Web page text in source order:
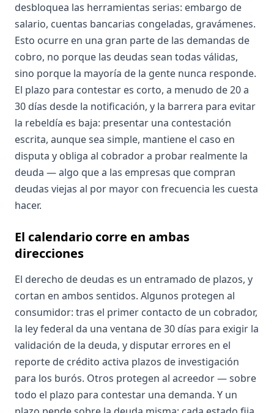
desbloquea las herramientas serias: embargo de
salario, cuentas bancarias congeladas, gravámenes.
Esto ocurre en una gran parte de las demandas de
cobro, no porque las deudas sean todas válidas,
sino porque la mayoría de la gente nunca responde.
El plazo para contestar es corto, a menudo de 20 a
30 días desde la notificación, y la barrera para evitar
la rebeldía es baja: presentar una contestación
escrita, aunque sea simple, mantiene el caso en
disputa y obliga al cobrador a probar realmente la
deuda — algo que a las empresas que compran
deudas viejas al por mayor con frecuencia les cuesta
hacer.
El calendario corre en ambas
direcciones
El derecho de deudas es un entramado de plazos, y
cortan en ambos sentidos. Algunos protegen al
consumidor: tras el primer contacto de un cobrador,
la ley federal da una ventana de 30 días para exigir la
validación de la deuda, y disputar errores en el
reporte de crédito activa plazos de investigación
para los burós. Otros protegen al acreedor — sobre
todo el plazo para contestar una demanda. Y un